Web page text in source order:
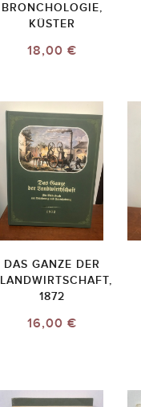
BRONCHOLOGIE,
KÜSTER
18,00 €
DAS GANZE DER
LANDWIRTSCHAFT,
1872
16,00 €